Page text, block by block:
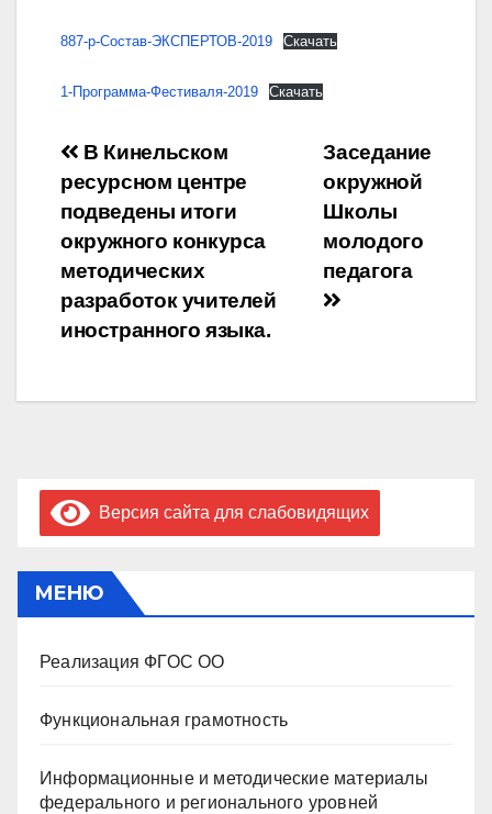
887-р-Состав-ЭКСПЕРТОВ-2019 Скачать
1-Программа-Фестиваля-2019 Скачать
Навигация
по
записям
Заседание
окружной
Школы
молодого
педагога
В Кинельском
ресурсном центре
подведены итоги
окружного конкурса
методических
разработок учителей
иностранного языка.
Версия сайта для слабовидящих
МЕНЮ
Реализация ФГОС ОО
Функциональная грамотность
Информационные и методические материалы
федерального и регионального уровней